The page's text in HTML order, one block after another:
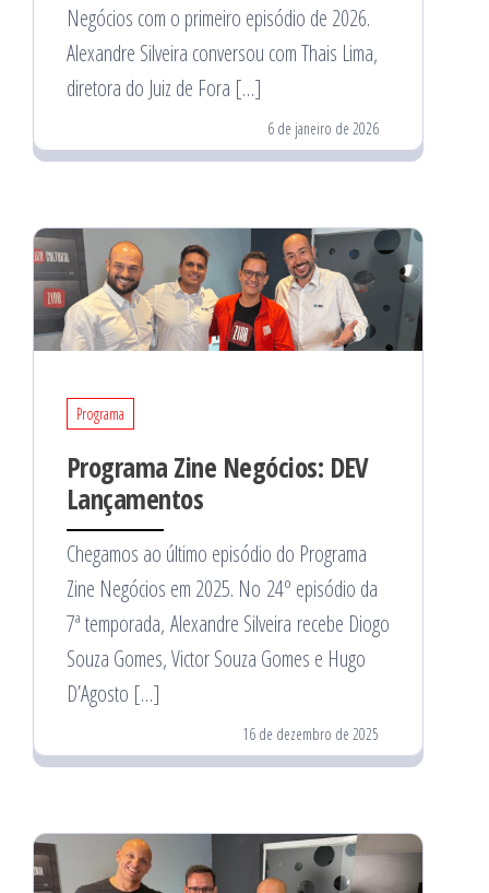
Negócios com o primeiro episódio de 2026.
Alexandre Silveira conversou com Thais Lima,
diretora do Juiz de Fora […]
6 de janeiro de 2026
Programa
Programa Zine Negócios: DEV
Lançamentos
Chegamos ao último episódio do Programa
Zine Negócios em 2025. No 24º episódio da
7ª temporada, Alexandre Silveira recebe Diogo
Souza Gomes, Victor Souza Gomes e Hugo
D’Agosto […]
16 de dezembro de 2025